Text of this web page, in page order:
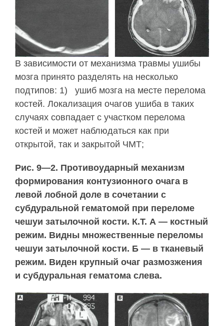
В зависимости от механизма травмы ушибы
мозга принято разделять на несколько
подтипов: 1) ушиб мозга на месте перелома
костей. Лока­лизация очагов ушиба в таких
случаях со­впадает с участком перелома
костей и мо­жет наблюдаться как при
открытой, так и закрытой ЧМТ;
Рис. 9—2. Противоударный механизм
формирования контузионного очага в
левой лобной доле в сочетании с
субдуральной гематомой при переломе
чешуи затылочной кости. К.Т. А — костный
режим. Видны множественные переломы
чешуи затылочной кости. Б — в тканевый
режим. Виден крупный очаг размозжения
и субдуральная гематома слева.